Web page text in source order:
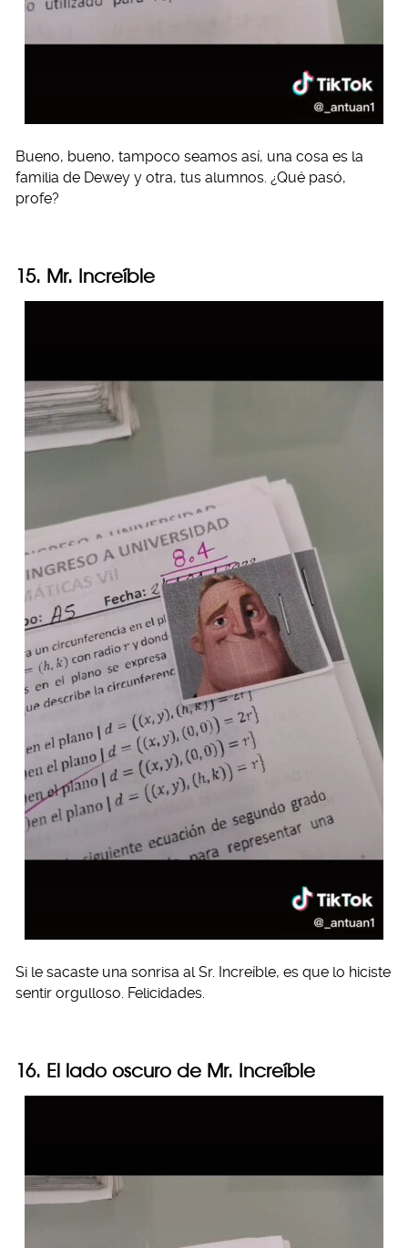
Bueno, bueno, tampoco seamos así, una cosa es la
familia de Dewey y otra, tus alumnos. ¿Qué pasó,
profe?
15. Mr. Increíble
Si le sacaste una sonrisa al Sr. Increíble, es que lo hiciste
sentir orgulloso. Felicidades.
16. El lado oscuro de Mr. Increíble